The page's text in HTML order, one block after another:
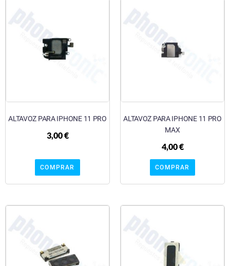
ALTAVOZ PARA IPHONE 11 PRO
3,00€
COMPRAR
ALTAVOZ PARA IPHONE 11 PRO
MAX
4,00€
COMPRAR